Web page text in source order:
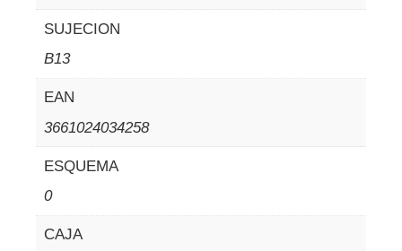
SUJECION
B13
EAN
3661024034258
ESQUEMA
0
CAJA